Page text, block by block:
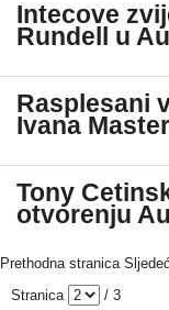
Intecove
Rundell u
Rasplesani
Ivana
Tony
otvorenju
Prethodna stranica
Stranica
/ 3